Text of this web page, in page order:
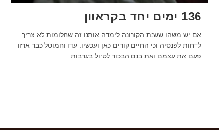
136 ימים יחד בקראוון
אם יש משהו ששנת הקורונה לימדה אותנו זה שחלומות לא צריך
לדחות לפנסיה וכי החיים קורים כאן ועכשיו. עדו וחמוטל כבר ארזו
פעם את עצמם ואת בנם הבכור לטיול בערבות…